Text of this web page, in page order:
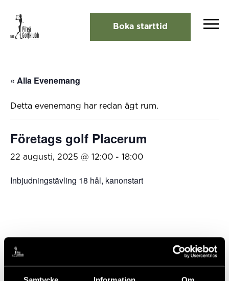
Boka starttid
« Alla Evenemang
Detta evenemang har redan ägt rum.
Företags golf Placerum
22 augusti, 2025 @ 12:00 - 18:00
Inbjudningstävling 18 hål, kanonstart